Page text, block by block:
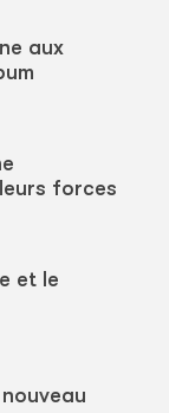
aux
forces
et le